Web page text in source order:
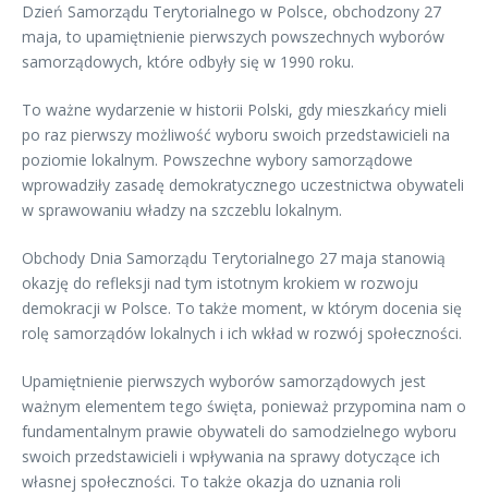
Dzień Samorządu Terytorialnego w Polsce, obchodzony 27
maja, to upamiętnienie pierwszych powszechnych wyborów
samorządowych, które odbyły się w 1990 roku.
To ważne wydarzenie w historii Polski, gdy mieszkańcy mieli
po raz pierwszy możliwość wyboru swoich przedstawicieli na
poziomie lokalnym. Powszechne wybory samorządowe
wprowadziły zasadę demokratycznego uczestnictwa obywateli
w sprawowaniu władzy na szczeblu lokalnym.
Obchody Dnia Samorządu Terytorialnego 27 maja stanowią
okazję do refleksji nad tym istotnym krokiem w rozwoju
demokracji w Polsce. To także moment, w którym docenia się
rolę samorządów lokalnych i ich wkład w rozwój społeczności.
Upamiętnienie pierwszych wyborów samorządowych jest
ważnym elementem tego święta, ponieważ przypomina nam o
fundamentalnym prawie obywateli do samodzielnego wyboru
swoich przedstawicieli i wpływania na sprawy dotyczące ich
własnej społeczności. To także okazja do uznania roli